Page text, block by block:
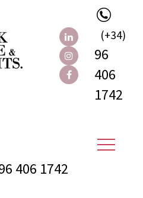
(+34)
96
406
1742
406 1742